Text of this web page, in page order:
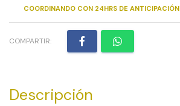
COORDINANDO CON 24HRS DE ANTICIPACIÓN
COMPARTIR:
Descripción